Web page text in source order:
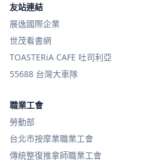
友站連結
展逸國際企業
世茂看書網
TOASTERiA CAFE 吐司利亞
55688 台灣大車隊
職業工會
勞動部
台北市按摩業職業工會
傳統整復推拿師職業工會